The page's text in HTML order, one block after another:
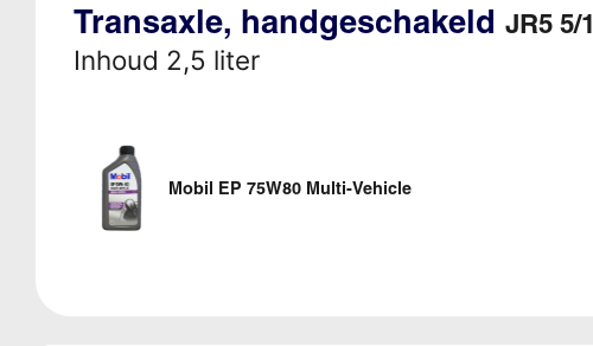
Transaxle, handgeschakeld JR5 5/1
Inhoud 2,5 liter
Mobil EP 75W80 Multi-Vehicle